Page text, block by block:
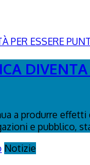
a produrre
e pubblico,
Notizie